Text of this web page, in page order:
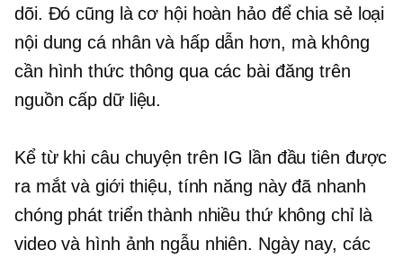
dõi. Đó cũng là cơ hội hoàn hảo để chia sẻ loại
nội dung cá nhân và hấp dẫn hơn, mà không
cần hình thức thông qua các bài đăng trên
nguồn cấp dữ liệu.
Kể từ khi câu chuyện trên IG lần đầu tiên được
ra mắt và giới thiệu, tính năng này đã nhanh
chóng phát triển thành nhiều thứ không chỉ là
video và hình ảnh ngẫu nhiên. Ngày nay, các